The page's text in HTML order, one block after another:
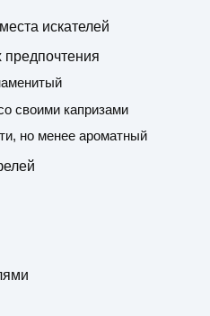
искателей
своими капризами
но менее ароматный